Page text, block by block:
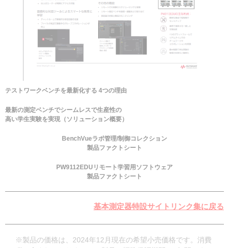
テストワークベンチを最新化する 4つの理由
最新の測定ベンチでシームレスで生産性の
高い学生実験を実現（ソリューション概要）
BenchVueラボ管理/制御コレクション
製品ファクトシート
PW9112EDUリモート学習用ソフトウェア
製品ファクトシート
基本測定器特設サイトリンク集に戻る
※製品の価格は、2024年12月現在の希望小売価格です。消費